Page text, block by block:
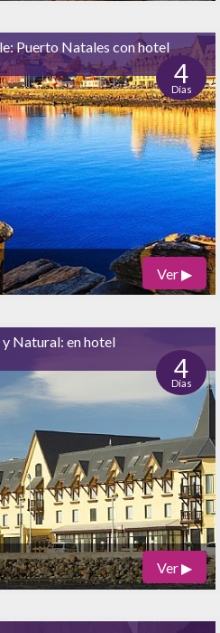
Puerto Natales con hotel
4
Días
Ver ▶
Natural: en hotel
4
Días
Ver ▶